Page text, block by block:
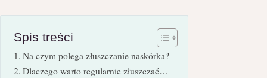
Spis treści
Na czym polega złuszczanie naskórka?
Dlaczego warto regularnie złuszczać…